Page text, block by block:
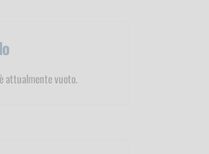
attualmente vuoto.